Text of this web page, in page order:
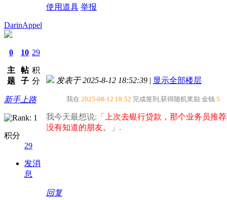
使用道具 举报
DarinAppel
0
主
题
10
帖
子
29
积
分
新手上路
积分
29
发消
息
发表于 2025-8-12 18:52:39 | 显示全部楼层
我在 2025-08-12 18:52 完成签到,获得随机奖励 金钱 5
我今天最想说:「
上次去银行贷款，那个业务员推
没有知道的朋友。​
」.
回复